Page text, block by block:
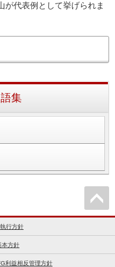
が代表例として挙げられま
集
行方針
本方針
利益相反管理方針